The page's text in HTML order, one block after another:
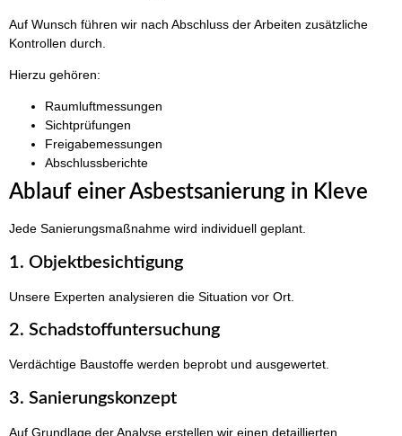
Auf Wunsch führen wir nach Abschluss der Arbeiten zusätzliche
Kontrollen durch.
Hierzu gehören:
Raumluftmessungen
Sichtprüfungen
Freigabemessungen
Abschlussberichte
Ablauf einer Asbestsanierung in Kleve
Jede Sanierungsmaßnahme wird individuell geplant.
1. Objektbesichtigung
Unsere Experten analysieren die Situation vor Ort.
2. Schadstoffuntersuchung
Verdächtige Baustoffe werden beprobt und ausgewertet.
3. Sanierungskonzept
Auf Grundlage der Analyse erstellen wir einen detaillierten